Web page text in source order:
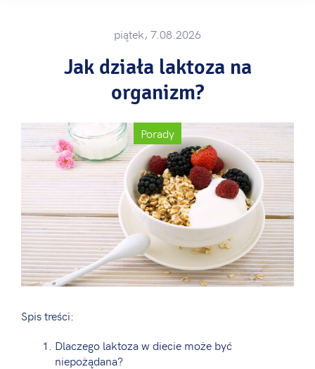
piątek, 7.08.2026
Jak działa laktoza na
organizm?
Porady
Spis treści:
Dlaczego laktoza w diecie może być
niepożądana?